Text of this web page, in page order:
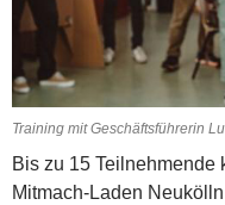
Training mit Geschäftsführerin
Bis zu 15 Teilnehmende
Mitmach-Laden